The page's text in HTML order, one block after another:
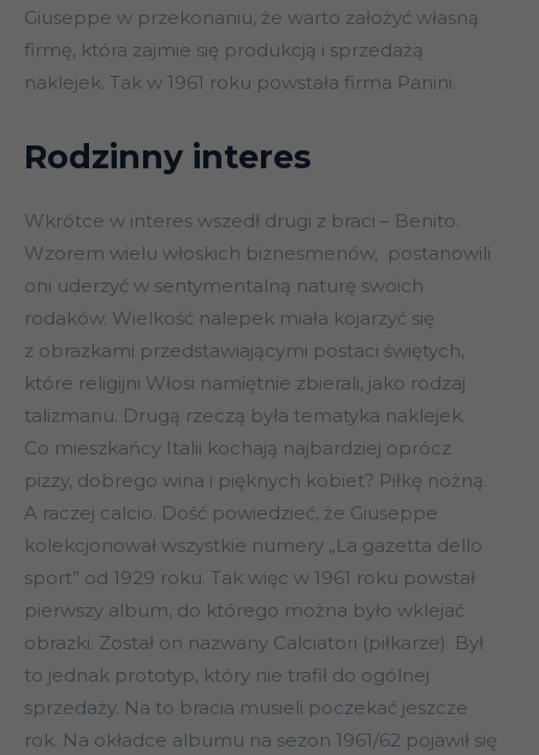
Giuseppe w przekonaniu, że warto założyć własną
firmę, która zajmie się produkcją i sprzedażą
naklejek. Tak w 1961 roku powstała firma Panini.
Rodzinny interes
Wkrótce w interes wszedł drugi z braci – Benito.
Wzorem wielu włoskich biznesmenów, postanowili
oni uderzyć w sentymentalną naturę swoich
rodaków. Wielkość nalepek miała kojarzyć się
z obrazkami przedstawiającymi postaci świętych,
które religijni Włosi namiętnie zbierali, jako rodzaj
talizmanu. Drugą rzeczą była tematyka naklejek.
Co mieszkańcy Italii kochają najbardziej oprócz
pizzy, dobrego wina i pięknych kobiet? Piłkę nożną.
A raczej calcio. Dość powiedzieć, że Giuseppe
kolekcjonował wszystkie numery „La gazetta dello
sport” od 1929 roku. Tak więc w 1961 roku powstał
pierwszy album, do którego można było wklejać
obrazki. Został on nazwany Calciatori (piłkarze). Był
to jednak prototyp, który nie trafił do ogólnej
sprzedaży. Na to bracia musieli poczekać jeszcze
rok. Na okładce albumu na sezon 1961/62 pojawił się